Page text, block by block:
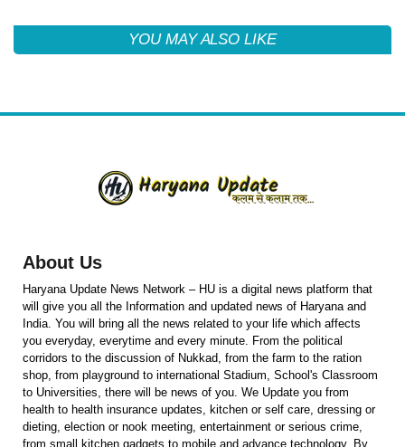
YOU MAY ALSO LIKE
About Us
Haryana Update News Network – HU is a digital news platform that
will give you all the Information and updated news of Haryana and
India. You will bring all the news related to your life which affects
you everyday, everytime and every minute. From the political
corridors to the discussion of Nukkad, from the farm to the ration
shop, from playground to international Stadium, School's Classroom
to Universities, there will be news of you. We Update you from
health to health insurance updates, kitchen or self care, dressing or
dieting, election or nook meeting, entertainment or serious crime,
from small kitchen gadgets to mobile and advance technology. By